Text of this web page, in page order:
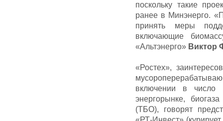
поскольку такие
ранее в Минэнерго.
принять меры
включающие
«Альтэнерго» Виктор
«Ростех»,
включении в число
энергорынке,
(ТБО), говорят